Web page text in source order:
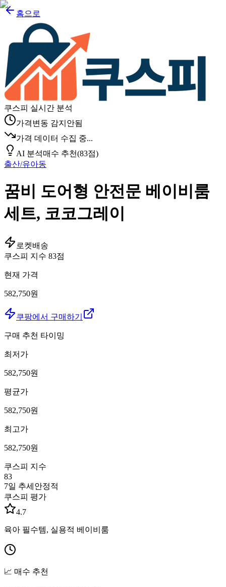
홈으로
쿠스피 실시간 분석
가격변동 감지안됨
가격 데이터 수집 중...
AI 분석매수 추천(83점)
출산/유아동
꿈비 도어형 안전문 베이비룸
세트, 코코그레이
로켓배송
쿠스피 지수 83점
현재 가격
582,750원
쿠팡에서 구매하기
구매 추천 타이밍
최저가
582,750원
평균가
582,750원
최고가
582,750원
쿠스피 지수
83
7일 추세 안정적
쿠스피 평가
4.7
육아 필수템, 실용적 베이비룸
📈 매수 추천